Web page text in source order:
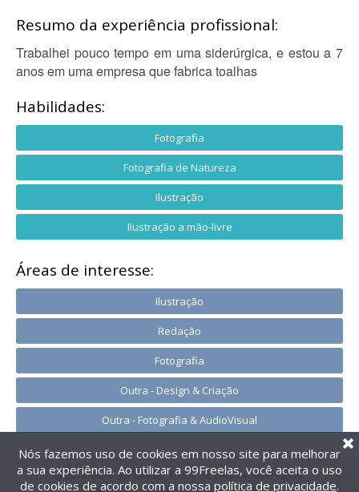
Resumo da experiência profissional:
Trabalhei pouco tempo em uma siderúrgica, e estou a 7
anos em uma empresa que fabrica toalhas
Habilidades:
Fotografia
Fotografia de Natureza
Ilustração
Ilustração a mão-livre
Áreas de interesse:
Ilustração
Redação
Fotografia
Outra - Design & Criação
Outra - Fotografia & AudioVisual
@2014-2026 99Freelas. Todos os direitos reservados.
Nós fazemos uso de cookies em nosso site para melhorar
a sua experiência. Ao utilizar a 99Freelas, você aceita o uso
de cookies de acordo com a nossa política de privacidade.